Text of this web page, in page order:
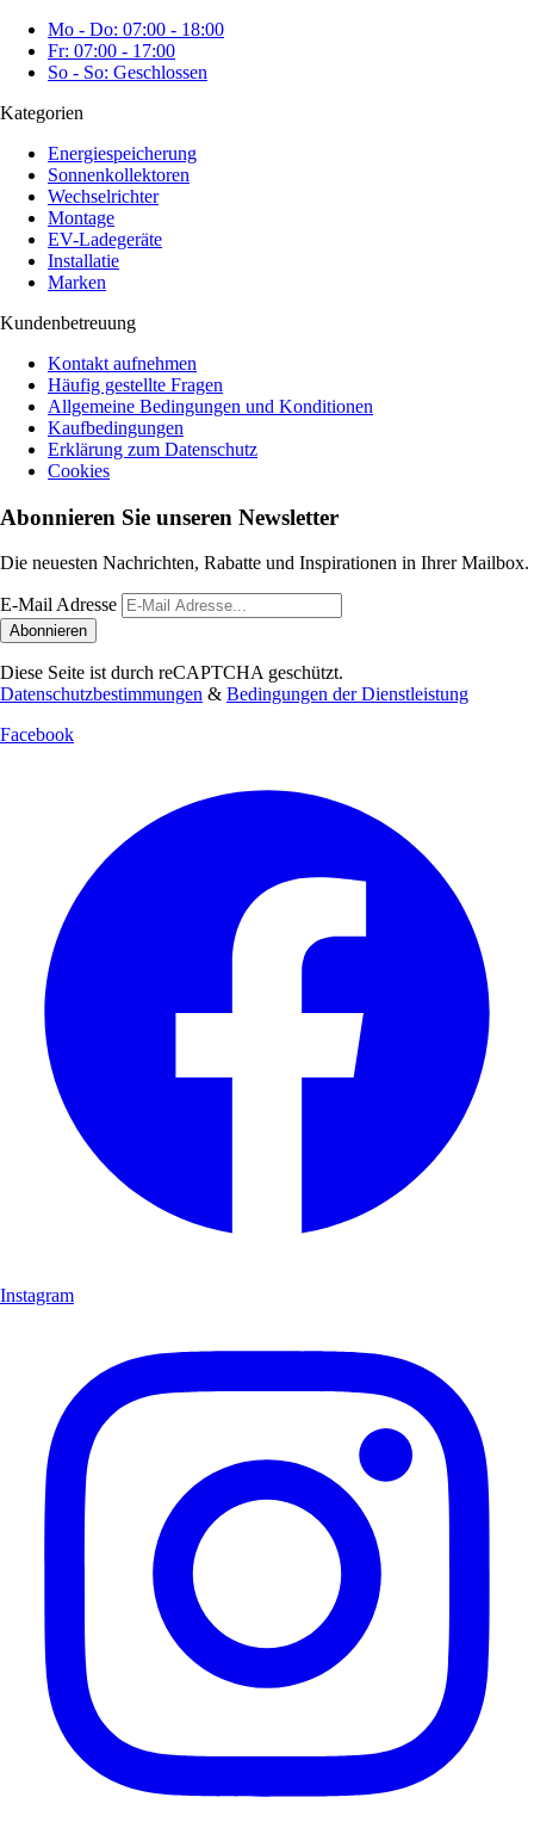
Mo - Do: 07:00 - 18:00
Fr: 07:00 - 17:00
So - So: Geschlossen
Kategorien
Energiespeicherung
Sonnenkollektoren
Wechselrichter
Montage
EV-Ladegeräte
Installatie
Marken
Kundenbetreuung
Kontakt aufnehmen
Häufig gestellte Fragen
Allgemeine Bedingungen und Konditionen
Kaufbedingungen
Erklärung zum Datenschutz
Cookies
Abonnieren Sie unseren Newsletter
Die neuesten Nachrichten, Rabatte und Inspirationen in Ihrer Mailbox.
E-Mail Adresse
Abonnieren
Diese Seite ist durch reCAPTCHA geschützt.
Datenschutzbestimmungen & Bedingungen der Dienstleistung
Facebook
Instagram